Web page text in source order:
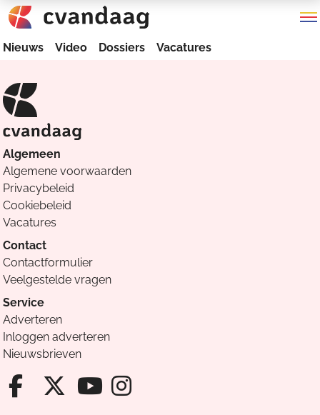
Nieuws Video Dossiers Vacatures
Algemeen
Algemene voorwaarden
Privacybeleid
Cookiebeleid
Vacatures
Contact
Contactformulier
Veelgestelde vragen
Service
Adverteren
Inloggen adverteren
Nieuwsbrieven
Facebook van Cvandaag
X van Cvandaag
Instagram van